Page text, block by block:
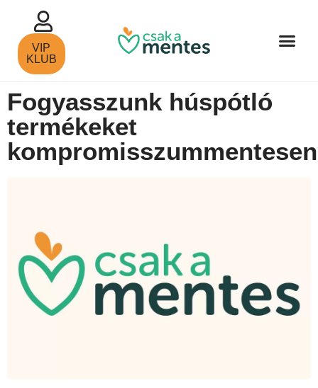
VIP
KLUB
Fogyasszunk húspótló
termékeket
kompromisszummentesen